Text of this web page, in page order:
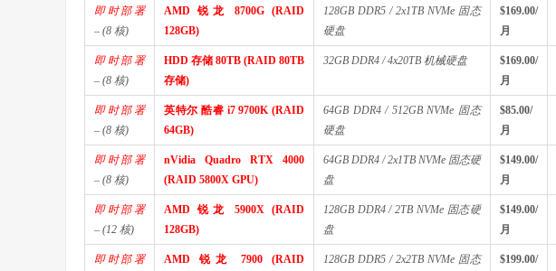
即时部署
– (8 核)
AMD 锐龙 8700G (RAID
128GB)
128GB DDR5 / 2x1TB NVMe 固态
硬盘
$169.00/
月
即时部署
– (8 核)
HDD 存储 80TB (RAID 80TB
存储)
32GB DDR4 / 4x20TB 机械硬盘
$169.00/
月
即时部署
– (8 核)
英特尔 酷睿 i7 9700K (RAID
64GB)
64GB DDR4 / 512GB NVMe 固态
硬盘
$85.00/
月
即时部署
– (8 核)
nVidia Quadro RTX 4000
(RAID 5800X GPU)
64GB DDR4 / 2x1TB NVMe 固态硬
盘
$149.00/
月
即时部署
– (12 核)
AMD 锐龙 5900X (RAID
128GB)
128GB DDR4 / 2TB NVMe 固态硬
盘
$149.00/
月
即时部署
AMD 锐龙 7900 (RAID
128GB DDR5 / 2x2TB NVMe 固态
$199.00/